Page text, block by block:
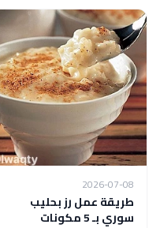
2026-07-08
طريقة عمل رز بحليب
سوري بـ 5 مكونات